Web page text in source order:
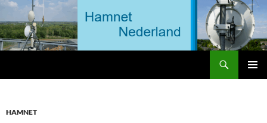
Ga
naar
de
inhoud
HAMNET